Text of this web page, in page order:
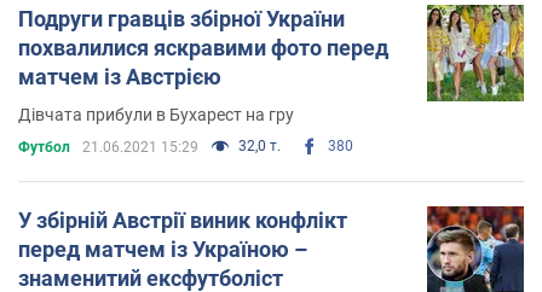
Подруги гравців збірної України
похвалилися яскравими фото перед
матчем із Австрією
Дівчата прибули в Бухарест на гру
Футбол 21.06.2021 15:29 32,0 т. 380
У збірній Австрії виник конфлікт
перед матчем із Україною –
знаменитий ексфутболіст